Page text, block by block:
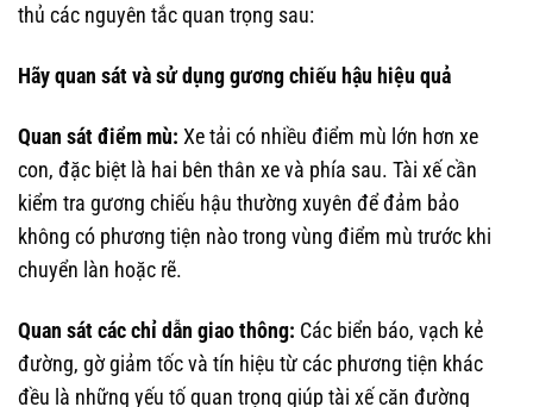
thủ các nguyên tắc quan trọng sau:
Hãy quan sát và sử dụng gương chiếu hậu hiệu quả
Quan sát điểm mù: Xe tải có nhiều điểm mù lớn hơn xe
con, đặc biệt là hai bên thân xe và phía sau. Tài xế cần
kiểm tra gương chiếu hậu thường xuyên để đảm bảo
không có phương tiện nào trong vùng điểm mù trước khi
chuyển làn hoặc rẽ.
Quan sát các chỉ dẫn giao thông: Các biển báo, vạch kẻ
đường, gờ giảm tốc và tín hiệu từ các phương tiện khác
đều là những yếu tố quan trọng giúp tài xế căn đường